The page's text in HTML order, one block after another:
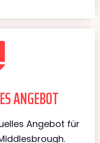
ANGEBOT
Angebot für